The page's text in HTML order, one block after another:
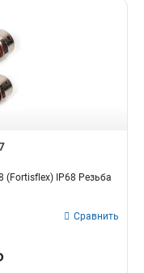
IP68 Резьба
Сравнить